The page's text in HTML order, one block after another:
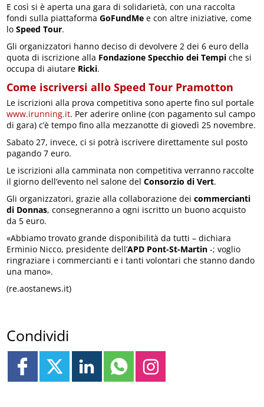
E così si è aperta una gara di solidarietà, con una raccolta
fondi sulla piattaformaGoFundMe e con altre iniziative, come
loSpeed Tour.
Gli organizzatori hanno deciso di devolvere 2 dei 6 euro della
quota di iscrizione alla Fondazione Specchio dei Tempi che si
occupa di aiutare Ricki.
Come iscriversi allo Speed Tour Pramotton
Le iscrizioni alla prova competitiva sono aperte fino sul portale
www.irunning.it. Per aderire online (con pagamento sul campo
di gara) c’è tempo fino alla mezzanotte di giovedì 25 novembre.
Sabato 27, invece, ci si potrà iscrivere direttamente sul posto
pagando 7 euro.
Le iscrizioni alla camminata non competitiva verranno raccolte
il giorno dell’evento nel salone delConsorzio di Vert.
Gli organizzatori, grazie alla collaborazione deicommercianti
di Donnas, consegneranno a ogni iscritto un buono acquisto
da 5 euro.
«Abbiamo trovato grande disponibilità da tutti – dichiara
Erminio Nicco, presidente dell’APD Pont-St-Martin -; voglio
ringraziare i commercianti e i tanti volontari che stanno dando
una mano».
(re.aostanews.it)
Condividi